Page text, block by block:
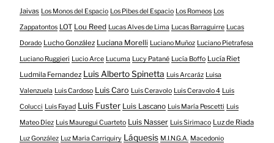
Jaivas Los Monos del Espacio Los Pibes del Espacio Los Romeos Los
Zappatontos LOT Lou Reed Lucas Alves de Lima Lucas Barraguirre Lucas
Dorado Lucho González Luciana Morelli Luciano Muñoz Luciano Pietrafesa
Luciano Ruggieri Lucio Arce Lucuma Lucy Patané Lucía Boffo Lucía Riet
Ludmila Fernandez Luis Alberto Spinetta Luis Arcaráz Luisa
Valenzuela Luis Cardoso Luis Caro Luis Ceravolo Luis Ceravolo 4 Luis
Colucci Luis Fayad Luis Fuster Luis Lascano Luis María Pescetti Luis
Mateo Díez Luis Mauregui Cuarteto Luis Nasser Luis Sirimaco Luz de Riada
Luz González Luz Maria Carriquiry Láquesis M.I.N.G.A. Macedonio